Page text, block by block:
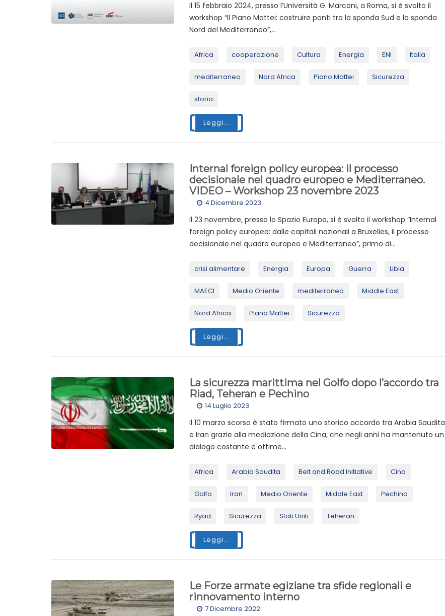
Il 15 febbraio 2024, presso l’Università G. Marconi, a Roma, si è svolto il
workshop “Il Piano Mattei: costruire ponti tra la sponda Sud e la sponda
Nord del Mediterraneo”,...
Africa cooperazione Cultura Energia ENI Italia
mediterraneo Nord Africa Piano Mattei Sicurezza
storia
Leggi...
Internal foreign policy europea: il processo
decisionale nel quadro europeo e Mediterraneo.
VIDEO – Workshop 23 novembre 2023
4 Dicembre 2023
Il 23 novembre, presso lo Spazio Europa, si è svolto il workshop “Internal
foreign policy europea: dalle capitali nazionali a Bruxelles, il processo
decisionale nel quadro europeo e Mediterraneo”, primo di...
crisi alimentare Energia Europa Guerra Libia
MAECI Medio Oriente mediterraneo Middle East
Nord Africa Piano Mattei Sicurezza
Leggi...
La sicurezza marittima nel Golfo dopo l’accordo tra
Riad, Teheran e Pechino
14 Luglio 2023
Il 10 marzo scorso è stato firmato uno storico accordo tra Arabia Saudita
e Iran grazie alla mediazione della Cina, che negli anni ha mantenuto un
dialogo costante e ottime...
Africa Arabia Saudita Belt and Road Initiative Cina
Golfo Iran Medio Oriente Middle East Pechino
Ryad Sicurezza Stati Uniti Teheran
Leggi...
Le Forze armate egiziane tra sfide regionali e
rinnovamento interno
7 Dicembre 2022